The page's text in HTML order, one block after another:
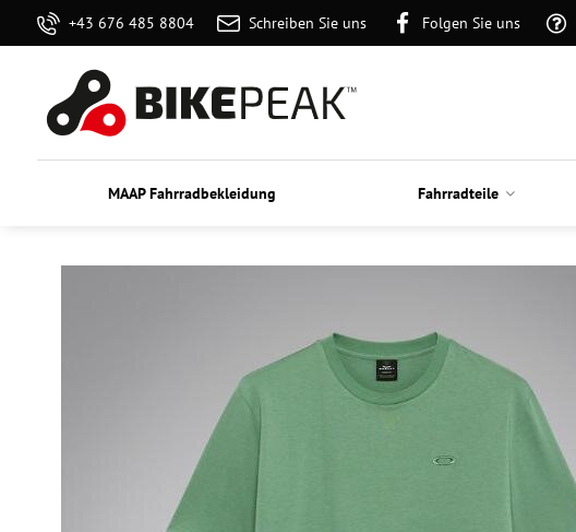
+43 676 485 8804 Schreiben Sie uns Folgen Sie uns
MAAP Fahrradbekleidung Fahrradteile